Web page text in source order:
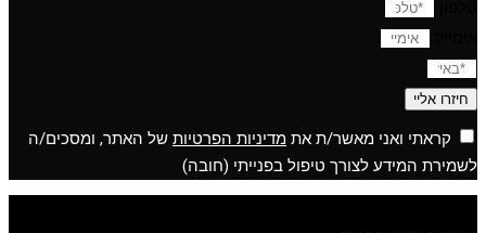
חיזרו אליי
קראתי ואני מאשר/ת אתמדיניות הפרטיותשל האתר, ומסכים/ה
לשמירת המידע לצורך טיפול בפנייתי (חובה)